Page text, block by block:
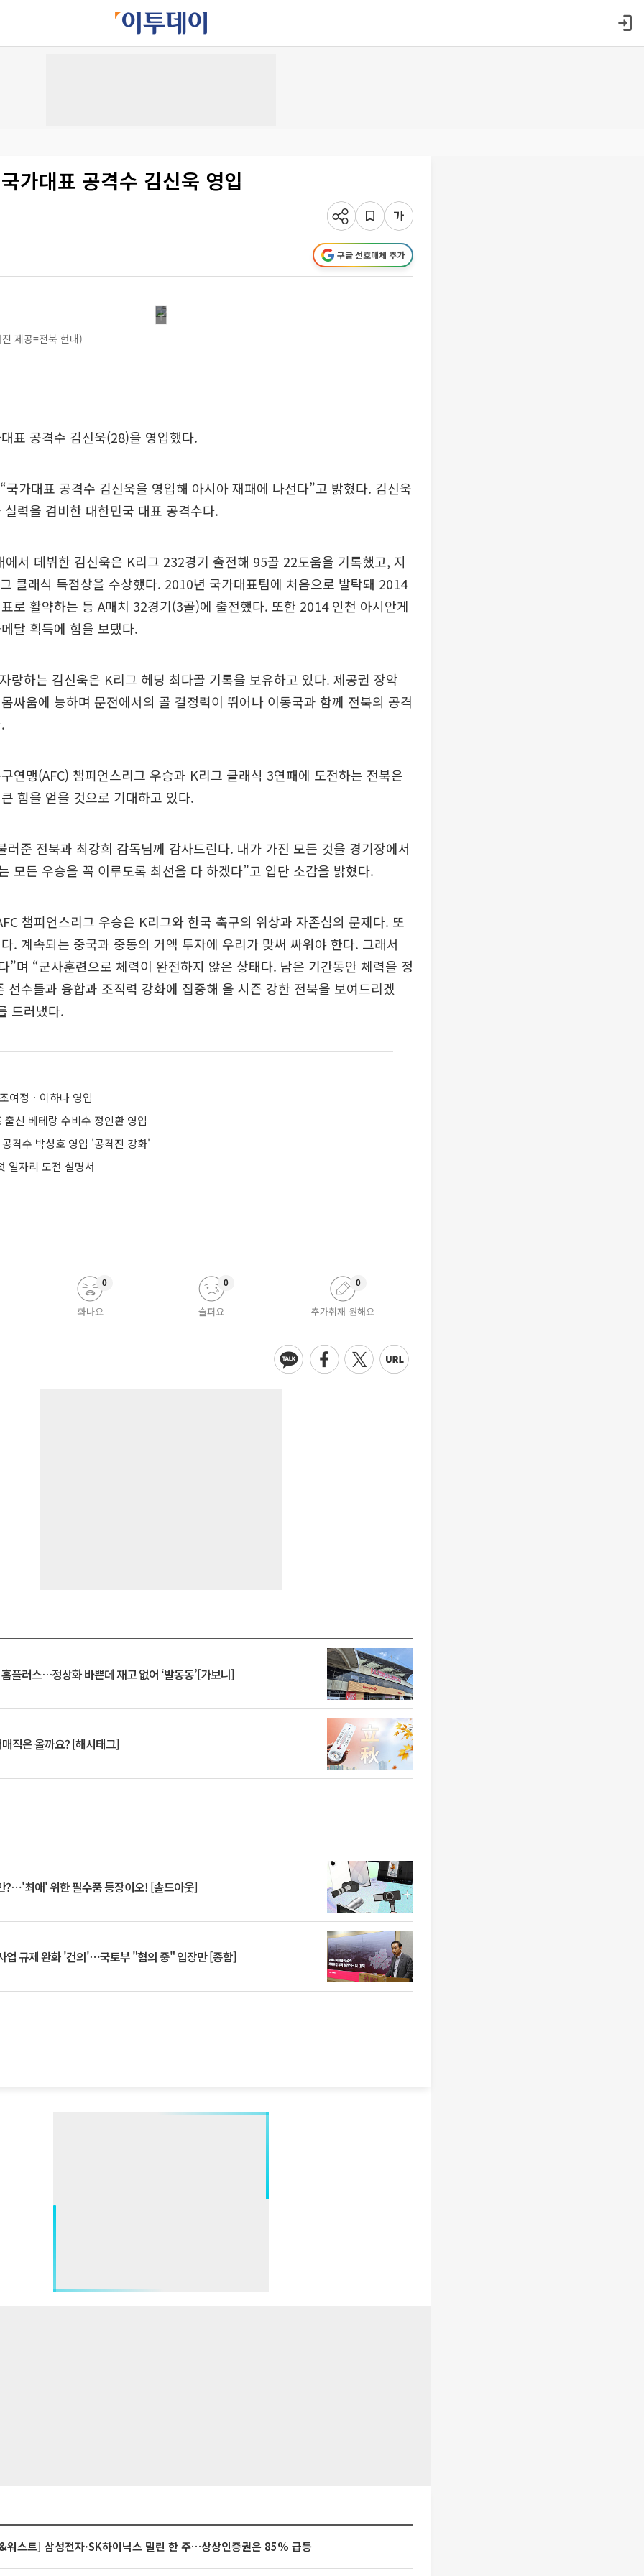
가대표 공격수 김신욱 영입
구글 선호매체 추가
제공=전북 현대)
표 공격수 김신욱(28)을 영입했다.
국가대표 공격수 김신욱을 영입해 아시아 재패에 나선다”고 밝혔다. 김신욱
력을 겸비한 대한민국 대표 공격수다.
서 데뷔한 김신욱은 K리그 232경기 출전해 95골 22도움을 기록했고, 지
클래식 득점상을 수상했다. 2010년 국가대표팀에 처음으로 발탁돼 2014
로 활약하는 등 A매치 32경기(3골)에 출전했다. 또한 2014 인천 아시안게
달 획득에 힘을 보탰다.
랑하는 김신욱은 K리그 헤딩 최다골 기록을 보유하고 있다. 제공권 장악
싸움에 능하며 문전에서의 골 결정력이 뛰어나 이동국과 함께 전북의 공격
연맹(AFC) 챔피언스리그 우승과 K리그 클래식 3연패에 도전하는 전북은
힘을 얻을 것으로 기대하고 있다.
러준 전북과 최강희 감독님께 감사드린다. 내가 가진 모든 것을 경기장에서
모든 우승을 꼭 이루도록 최선을 다 하겠다”고 입단 소감을 밝혔다.
챔피언스리그 우승은 K리그와 한국 축구의 위상과 자존심의 문제다. 또
. 계속되는 중국과 중동의 거액 투자에 우리가 맞써 싸워야 한다. 그래서
”며 “군사훈련으로 체력이 완전하지 않은 상태다. 남은 기간동안 체력을 정
선수들과 융합과 조직력 강화에 집중해 올 시즌 강한 전북을 보여드리겠
드러냈다.
여정ㆍ이하나 영입
출신 베테랑 수비수 정인환 영입
격수 박성호 영입 '공격진 강화'
일자리 도전 설명서
화나요
0
슬퍼요
0
추가취재 원해요
0
플러스…정상화 바쁜데 재고 없어 ‘발동동’[가보니]
직은 올까요? [해시태그]
?⋯'최애' 위한 필수품 등장이오! [솔드아웃]
업 규제 완화 '건의'⋯국토부 "협의 중" 입장만 [종합]
워스트] 삼성전자·SK하이닉스 밀린 한 주…상상인증권은 85% 급등